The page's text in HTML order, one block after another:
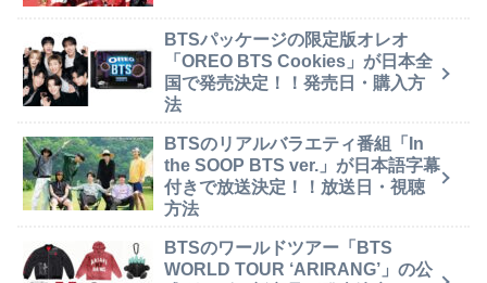
BTSパッケージの限定版オレオ
「OREO BTS Cookies」が日本全
国で発売決定！！発売日・購入方
法
BTSのリアルバラエティ番組「In
the SOOP BTS ver.」が日本語字幕
付きで放送決定！！放送日・視聴
方法
BTSのワールドツアー「BTS
WORLD TOUR ‘ARIRANG’」の公